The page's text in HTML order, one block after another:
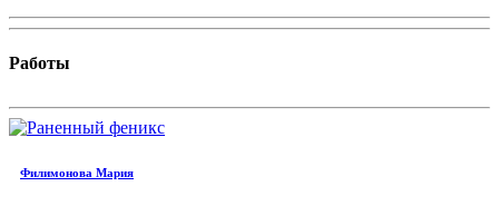
Работы
Филимонова Мария